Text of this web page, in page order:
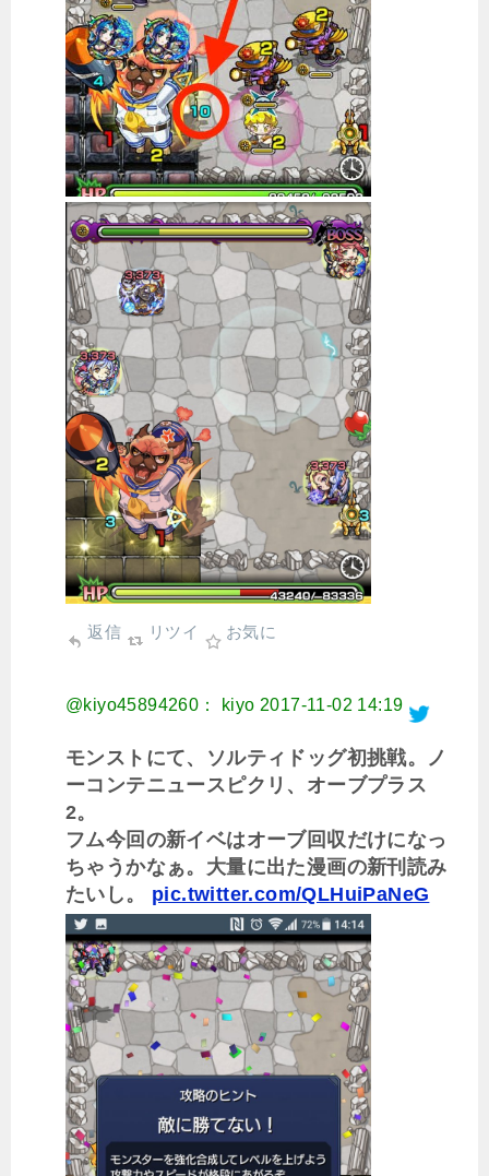
返信 リツイ お気に
@kiyo45894260： kiyo 2017-11-02 14:19
モンストにて、ソルティドッグ初挑戦。ノ
ーコンテニュースピクリ、オーブプラス
2。
フム今回の新イベはオーブ回収だけになっ
ちゃうかなぁ。大量に出た漫画の新刊読み
たいし。 pic.twitter.com/QLHuiPaNeG